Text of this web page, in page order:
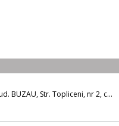
BUZAU, Str. Topliceni, nr 2, cu